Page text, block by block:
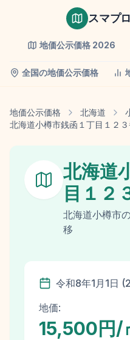
スマプ
地価公示価格 2026
全国の地価公示価格
地価公示価格 北海道
北海道小樽市銭函１丁目１２３
北海道
目１２
北海道小樽市
移
令和8年1月1日 (
地価:
15,500円/